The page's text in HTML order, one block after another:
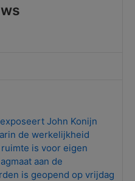
John Konijn
de werkelijkheid
is voor eigen
aan de
is geopend op vrijdag